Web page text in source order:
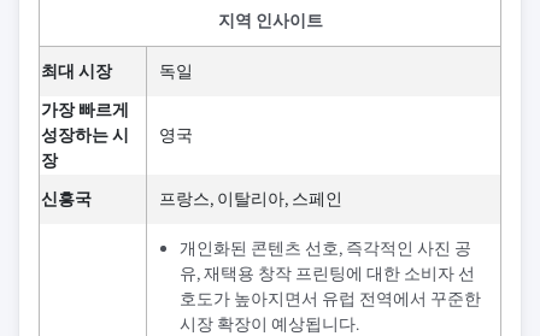
지역 인사이트
최대 시장
독일
가장 빠르게
성장하는 시
장
영국
신흥국 프랑스, 이탈리아, 스페인
개인화된 콘텐츠 선호, 즉각적인 사진 공
유, 재택용 창작 프린팅에 대한 소비자 선
호도가 높아지면서 유럽 전역에서 꾸준한
시장 확장이 예상됩니다.